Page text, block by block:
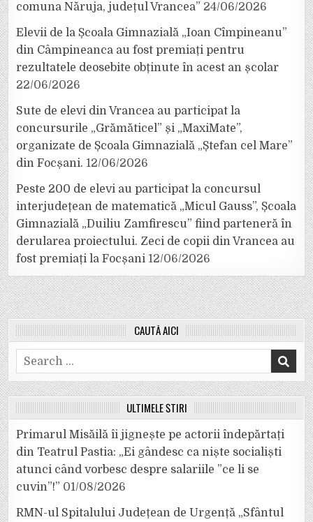
comuna Năruja, județul Vrancea” 24/06/2026
Elevii de la Școala Gimnazială „Ioan Cîmpineanu”
din Câmpineanca au fost premiați pentru
rezultatele deosebite obținute în acest an școlar
22/06/2026
Sute de elevi din Vrancea au participat la
concursurile „Grămăticel” și „MaxiMate”,
organizate de Școala Gimnazială „Ștefan cel Mare”
din Focșani. 12/06/2026
Peste 200 de elevi au participat la concursul
interjudețean de matematică „Micul Gauss”, Școala
Gimnazială „Duiliu Zamfirescu” fiind parteneră în
derularea proiectului. Zeci de copii din Vrancea au
fost premiați la Focșani 12/06/2026
CAUTĂ AICI
Search
for:
ULTIMELE ȘTIRI
Primarul Misăilă îi jignește pe actorii îndepărtați
din Teatrul Pastia: „Ei gândesc ca niște socialiști
atunci când vorbesc despre salariile ”ce li se
cuvin”!” 01/08/2026
RMN-ul Spitalului Județean de Urgență „Sfântul